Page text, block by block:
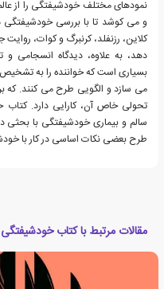
نمودهای مختلف خودشیفتگی را از
و می کوشد تا با بررسی خودشیفتگی
کلاین، رزنفلد، کرنبرگ و کوات،
دهد، به علاوه، دیدگاه انسجامی
بسیاری است که خواننده را به
می سازد و الگویی طرح می کنند. که
تحولی خاص آن، کارایی دارد.
سالم و بیماری خودشیفتگی با بحثی
طرح بعضی نکات اساسی در کار با
مقالات مرتبط با کتاب خودشیفتگی